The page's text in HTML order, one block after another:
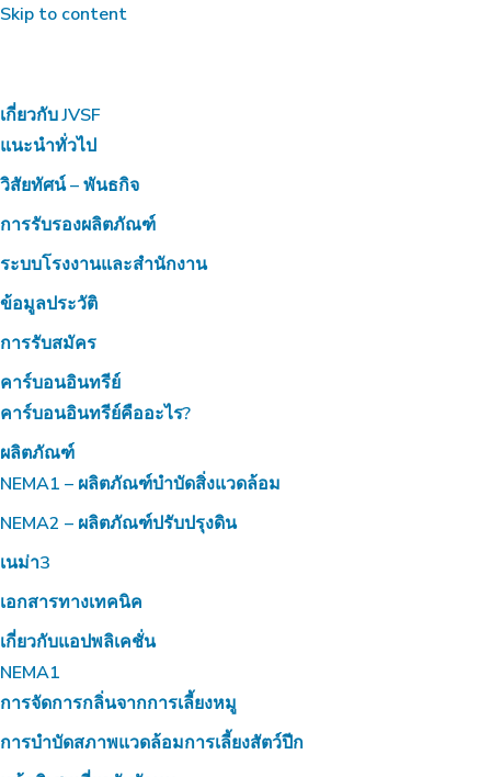
Skip to content
เกี่ยวกับ JVSF
แนะนำทั่วไป
วิสัยทัศน์ – พันธกิจ
การรับรองผลิตภัณฑ์
ระบบโรงงานและสำนักงาน
ข้อมูลประวัติ
การรับสมัคร
คาร์บอนอินทรีย์
คาร์บอนอินทรีย์คืออะไร?
ผลิตภัณฑ์
NEMA1 – ผลิตภัณฑ์บำบัดสิ่งแวดล้อม
NEMA2 – ผลิตภัณฑ์ปรับปรุงดิน
เนม่า3
เอกสารทางเทคนิค
เกี่ยวกับแอปพลิเคชั่น
NEMA1
การจัดการกลิ่นจากการเลี้ยงหมู
การบำบัดสภาพแวดล้อมการเลี้ยงสัตว์ปีก